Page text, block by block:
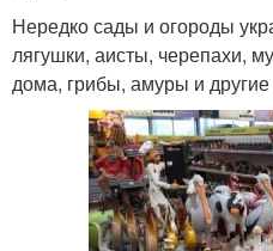
Нередко сады и огороды
лягушки, аисты, черепахи,
дома, грибы, амуры и